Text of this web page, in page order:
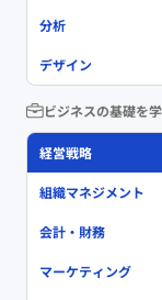
分析
デザイン
ビジネスの基礎を
経営戦略
組織マネジメント
会計・財務
マーケティング